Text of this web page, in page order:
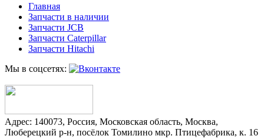
Главная
Запчасти в наличии
Запчасти JCB
Запчасти Caterpillar
Запчасти Hitachi
Мы в соцсетях:
Адрес: 140073, Россия, Московская область, Москва,
Люберецкий р-н, посёлок Томилино мкр. Птицефабрика, к. 16